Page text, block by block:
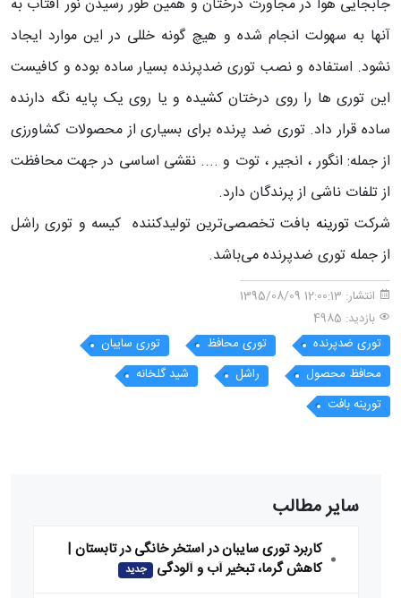
جابجایی هوا در مجاورت درختان و همین طور رسیدن نور آفتاب به
آنها به سهولت انجام شده و هیچ گونه خللی در این موارد ایجاد
نشود. استفاده و نصب توری ضدپرنده بسیار ساده بوده و کافیست
این توری ها را روی درختان کشیده و یا روی یک پایه نگه دارنده
ساده قرار داد. توری ضد پرنده برای بسیاری از محصولات کشاورزی
از جمله: انگور ، انجیر ، توت و .... نقشی اساسی در جهت محافظت
از تلفات ناشی از پرندگان دارد.
شرکتتورینه بافت تخصصی‌ترین تولیدکننده کیسه و توری راشل
از جمله توری ضدپرنده می‌باشد.
انتشار: 12:00:13 1395/08/09
بازدید: 4985
توری ضدپرنده
توری محافظ
توری سایبان
محافظ محصول
راشل
شید گلخانه
تورینه بافت
سایر مطالب
کاربرد توری سایبان در استخر خانگی در تابستان |
کاهش گرما، تبخیر آب و آلودگی
جدید